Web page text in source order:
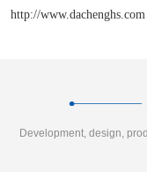
http://www.dachenghs.com